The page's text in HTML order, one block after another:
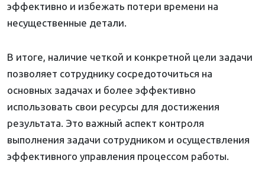
эффективно и избежать потери времени на
несущественные детали.
В итоге, наличие четкой и конкретной цели задачи
позволяет сотруднику сосредоточиться на
основных задачах и более эффективно
использовать свои ресурсы для достижения
результата. Это важный аспект контроля
выполнения задачи сотрудником и осуществления
эффективного управления процессом работы.